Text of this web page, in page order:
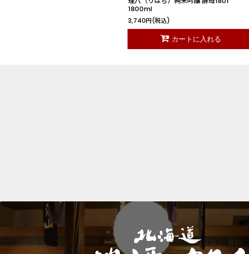
1800ml
3,740円(税込)
カートに入れる